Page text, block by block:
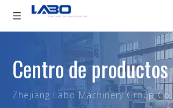
Centro de productos
Zhejiang Labo Machinery Group